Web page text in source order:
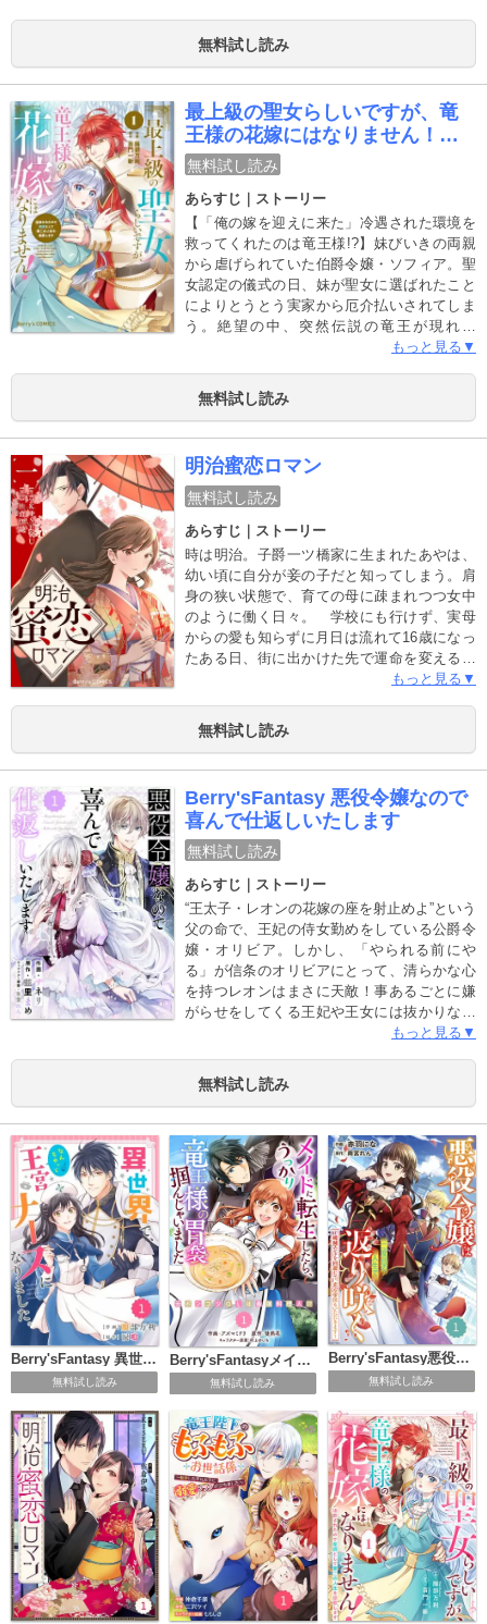
に隣国に向けて旅をすることに…。旅の最
中、明日の命も保証できない厳しい世界に触
言ってきて…!?イケメン第二王子×新米看護師
の異世界トリップ恋愛ファンタジー！ (この作
品は電子コミック誌Berry’s Fantasy Vol. 1・
2・3・4・5に収録されています。重複購入に
ご注意ください)
無料試し読み
最上級の聖女らしいですが、竜
王様の花嫁にはなりません！～
追放されたので薬師として第二
の人生を謳歌します～
無料試し読み
あらすじ｜ストーリー
【「俺の嫁を迎えに来た」冷遇された環境を
救ってくれたのは竜王様!?】妹びいきの両親
から虐げられていた伯爵令嬢・ソフィア。聖
女認定の儀式の日、妹が聖女に選ばれたこと
によりとうとう実家から厄介払いされてしま
う。絶望の中、突然伝説の竜王が現れて
――。「俺の花嫁となる聖女を迎えに来た」
ことが判明！「長い間待っていた、愛しき我
が妻よ―…」 竜王・クレイグによる猛烈なア
は電子コミック誌Berry’s Fantasy Vol.39・
40・41・42・43に収録されています。重複購
入にご注意ください)
もっと見る▼
無料試し読み
明治蜜恋ロマン
無料試し読み
あらすじ｜ストーリー
時は明治。子爵一ツ橋家に生まれたあやは、
幼い頃に自分が妾の子だと知ってしまう。肩
身の狭い状態で、育ての母に疎まれつつ女中
のように働く日々。 学校にも行けず、実母
からの愛も知らずに月日は流れて16歳になっ
たある日、街に出かけた先で運命を変える男
性に出会って…!? 「俺はきみを愛せないか
悟はあるかい？」ベリーズ文庫大人気作品、
待望のコミカライズ！ 時代に定められた身分
Vol. 16～20に収録されています。重複購入に
ご注意ください)
もっと見る▼
無料試し読み
Berry'sFantasy 悪役令嬢なので
喜んで仕返しいたします
無料試し読み
あらすじ｜ストーリー
“王太子・レオンの花嫁の座を射止めよ”という
父の命で、王妃の侍女勤めをしている公爵令
嬢・オリビア。しかし、「やられる前にや
る」が信条のオリビアにとって、清らかな心
を持つレオンはまさに天敵！事あるごとに嫌
がらせをしてくる王妃や王女には抜かりなく
反撃しつつ、花嫁候補から外れようと画策す
ビアの大切にしている人形が何者かによって
持ち去られてしまう！オリビアはついに本格
は電子コミック誌Berry’s Fantasy Vol. 7に収
録されています。重複購入にご注意ください)
もっと見る▼
無料試し読み
Berry'sFantasy 異世界で、なんちゃって王宮ナースになりました。
無料試し読み
Berry'sFantasyメイドに転生したら、うっかり竜王様の胃袋掴んじゃいました～元ポンコツOLは最強料理人!?～
無料試し読み
Berry'sFantasy悪役令嬢は二度目の人生で返り咲く～破滅エンドを回避して、恋も帝位もいただきます～
無料試し読み